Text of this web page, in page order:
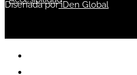
Diseñada poriDen Global